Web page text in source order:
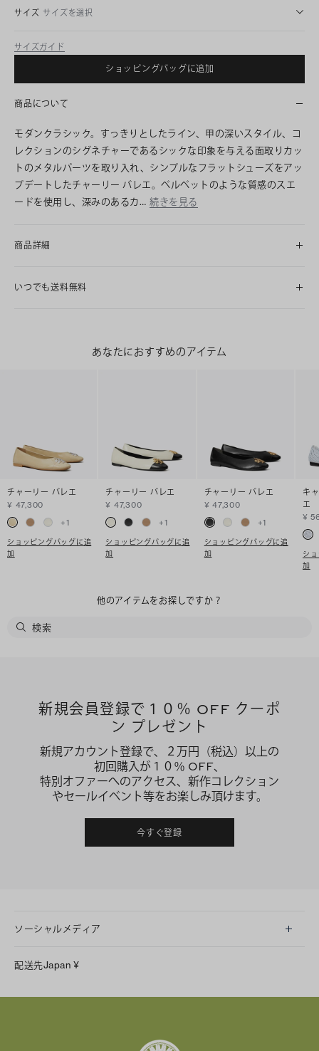
サイズ サイズを選択
サイズガイド
ショッピングバッグに追加
商品について
モダンクラシック。すっきりとしたライン、甲の深いスタイル、コ
レクションのシグネチャーであるシックな印象を与える面取りカッ
トのメタルパーツを取り入れ、シンプルなフラットシューズをアッ
プデートしたチャーリー バレエ。ベルベットのような質感のスエ
ードを使用し、深みのあるカ… 続きを見る
商品詳細
いつでも送料無料
あなたにおすすめのアイテム
チャーリー バレエ
¥ 47,300
+1
ショッピングバッグに追
加
チャーリー バレエ
¥ 47,300
+1
ショッピングバッグに追
加
チャーリー バレエ
¥ 47,300
+1
ショッピングバッグに追
加
キ
エ
¥
シ
加
他のアイテムをお探しですか？
新規会員登録で１０％ OFF クーポ
ン プレゼント
新規アカウント登録で、２万円（税込）以上の
初回購入が１０％ OFF、
特別オファーへのアクセス、新作コレクション
やセールイベント等をお楽しみ頂けます。
今すぐ登録
ソーシャルメディア
Facebook
配送先Japan ¥